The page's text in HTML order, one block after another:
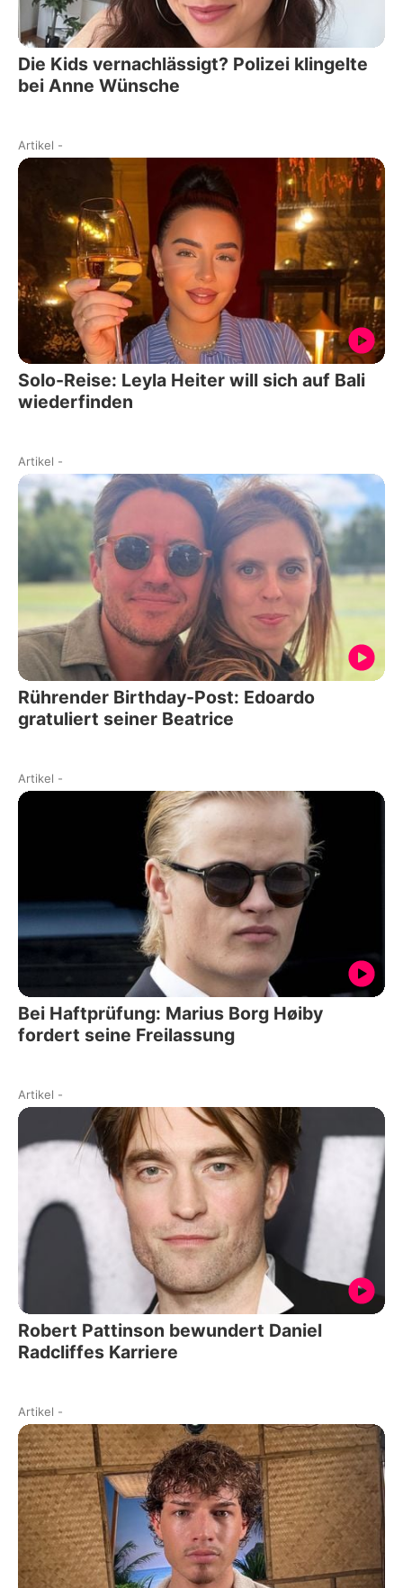
Die Kids vernachlässigt? Polizei klingelte
bei Anne Wünsche
Artikel -
Solo-Reise: Leyla Heiter will sich auf Bali
wiederfinden
Artikel -
Rührender Birthday-Post: Edoardo
gratuliert seiner Beatrice
Artikel -
Bei Haftprüfung: Marius Borg Høiby
fordert seine Freilassung
Artikel -
Robert Pattinson bewundert Daniel
Radcliffes Karriere
Artikel -